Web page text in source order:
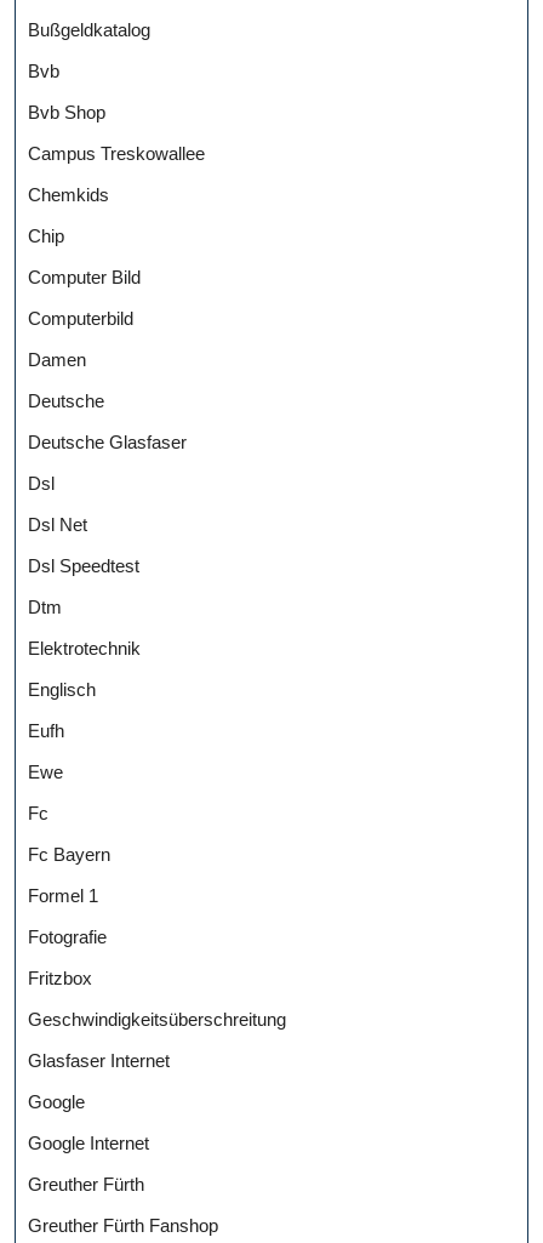
Bußgeldkatalog
Bvb
Bvb Shop
Campus Treskowallee
Chemkids
Chip
Computer Bild
Computerbild
Damen
Deutsche
Deutsche Glasfaser
Dsl
Dsl Net
Dsl Speedtest
Dtm
Elektrotechnik
Englisch
Eufh
Ewe
Fc
Fc Bayern
Formel 1
Fotografie
Fritzbox
Geschwindigkeitsüberschreitung
Glasfaser Internet
Google
Google Internet
Greuther Fürth
Greuther Fürth Fanshop